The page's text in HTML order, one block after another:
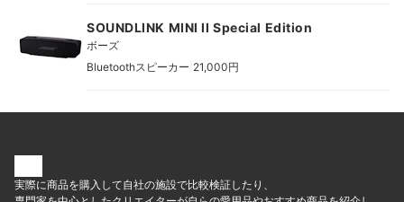
SOUNDLINK MINI II Special Edition
ボーズ
Bluetoothスピーカー 21,000円
実際に商品を購入して自社の施設で比較検証したり、